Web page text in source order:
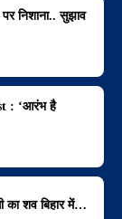
निशाना.. सुझाव
: ‘आरंभ है
का शव बिहार में…